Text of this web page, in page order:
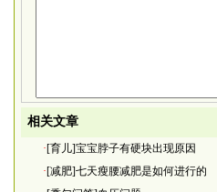
相关文章
·[育儿]宝宝脖子有硬块出现原因
·[减肥]七天瘦腰减肥是如何进行的